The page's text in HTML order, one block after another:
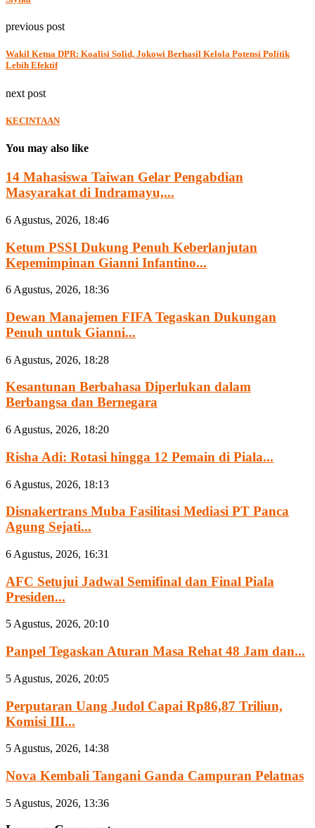
previous post
Wakil Ketua DPR: Koalisi Solid, Jokowi Berhasil Kelola Potensi Politik
Lebih Efektif
next post
KECINTAAN
You may also like
14 Mahasiswa Taiwan Gelar Pengabdian
Masyarakat di Indramayu,...
6 Agustus, 2026, 18:46
Ketum PSSI Dukung Penuh Keberlanjutan
Kepemimpinan Gianni Infantino...
6 Agustus, 2026, 18:36
Dewan Manajemen FIFA Tegaskan Dukungan
Penuh untuk Gianni...
6 Agustus, 2026, 18:28
Kesantunan Berbahasa Diperlukan dalam
Berbangsa dan Bernegara
6 Agustus, 2026, 18:20
Risha Adi: Rotasi hingga 12 Pemain di Piala...
6 Agustus, 2026, 18:13
Disnakertrans Muba Fasilitasi Mediasi PT Panca
Agung Sejati...
6 Agustus, 2026, 16:31
AFC Setujui Jadwal Semifinal dan Final Piala
Presiden...
5 Agustus, 2026, 20:10
Panpel Tegaskan Aturan Masa Rehat 48 Jam dan...
5 Agustus, 2026, 20:05
Perputaran Uang Judol Capai Rp86,87 Triliun,
Komisi III...
5 Agustus, 2026, 14:38
Nova Kembali Tangani Ganda Campuran Pelatnas
5 Agustus, 2026, 13:36